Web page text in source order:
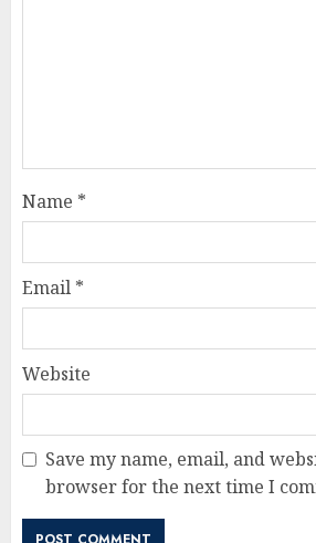
Name *
Email *
Website
Save my name, email, and
browser for the next time I